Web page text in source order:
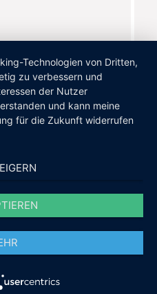
Technologien von Dritten,
zu verbessern und
der Nutzer
und kann meine
für die Zukunft widerrufen